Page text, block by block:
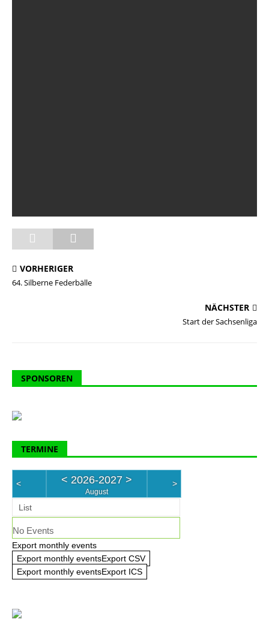
VORHERIGER
64. Silberne Federbälle
NÄCHSTER
Start der Sachsenliga
SPONSOREN
TERMINE
< < 2026-2027 >
August
>
List
No Events
Export monthly events
Export monthly eventsExport CSV
Export monthly eventsExport ICS